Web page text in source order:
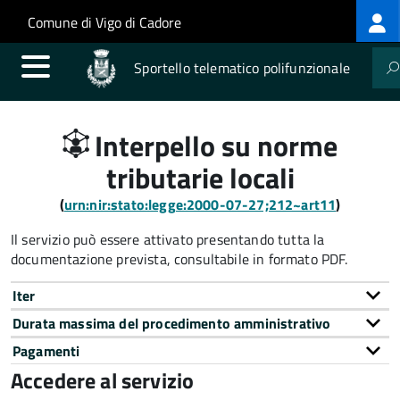
Salta al contenuto principale
Skip to site navigation
Comune di Vigo di Cadore
Sportello telematico polifunzionale
Interpello su norme
tributarie locali
(urn:nir:stato:legge:2000-07-27;212~art11)
Il servizio può essere attivato presentando tutta la
documentazione prevista, consultabile in formato PDF.
Iter
Durata massima del procedimento amministrativo
Pagamenti
Accedere al servizio